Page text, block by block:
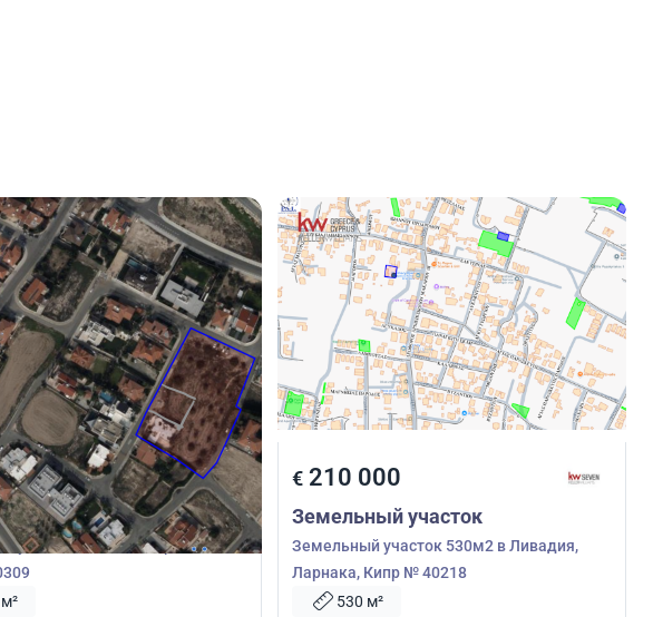
участок
участок 530м2 в Ларнака,
€210 000
Земельный участок
Земельный участок 530м2 в Ливадия,
Ларнака, Кипр № 40218
530 м²